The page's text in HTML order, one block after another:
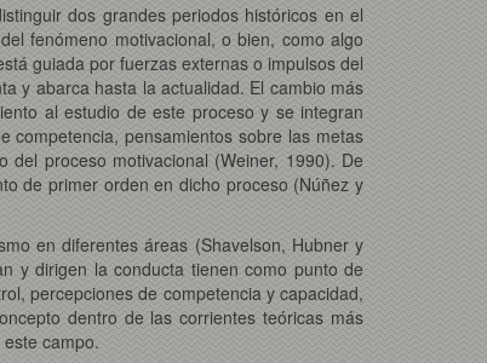
dos grandes periodos históricos en el
fenómeno motivacional, o bien, como algo
guiada por fuerzas externas o impulsos del
y abarca hasta la actualidad. El cambio más
al estudio de este proceso y se integran
competencia, pensamientos sobre las metas
proceso motivacional (Weiner, 1990). De
de primer orden en dicho proceso (Núñez y
en diferentes áreas (Shavelson, Hubner y
y dirigen la conducta tienen como punto de
percepciones de competencia y capacidad,
dentro de las corrientes teóricas más
campo.